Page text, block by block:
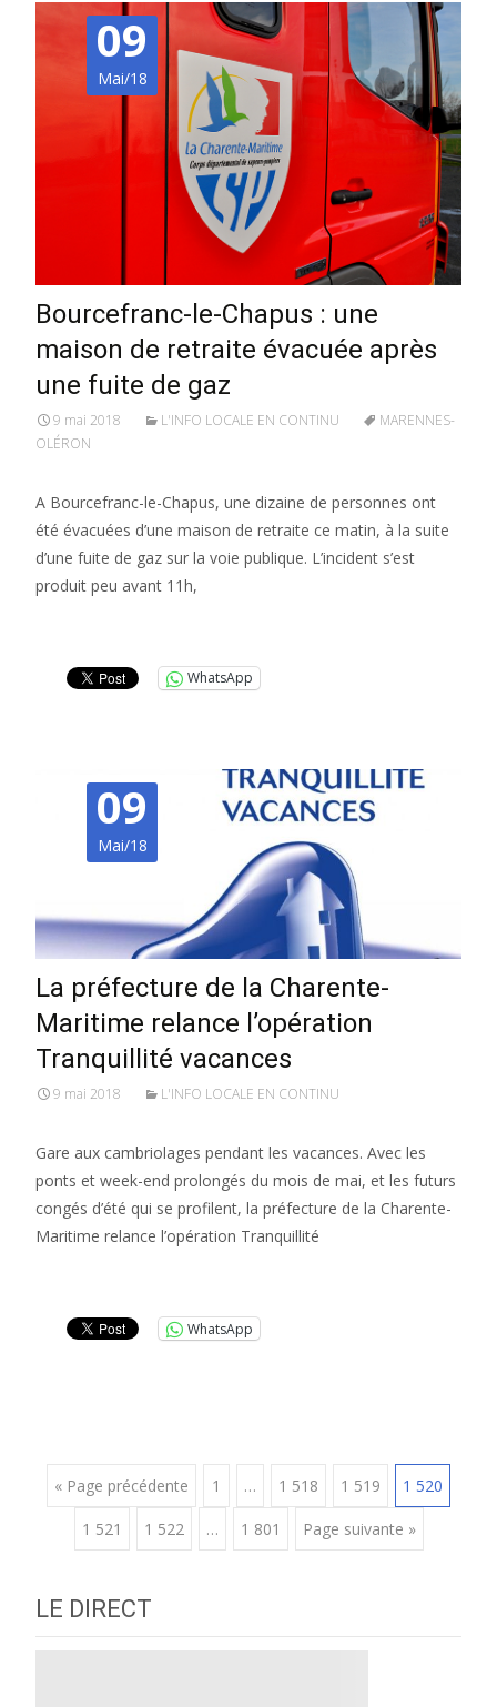
09
Mai/18
Bourcefranc-le-Chapus : une
maison de retraite évacuée après
une fuite de gaz
9 mai 2018 L'INFO LOCALE EN CONTINU
MARENNES-
OLÉRON
A Bourcefranc-le-Chapus, une dizaine de personnes ont
été évacuées d’une maison de retraite ce matin, à la suite
d’une fuite de gaz sur la voie publique. L’incident s’est
produit peu avant 11h,
WhatsApp
09
Mai/18
La préfecture de la Charente-
Maritime relance l’opération
Tranquillité vacances
9 mai 2018 L'INFO LOCALE EN CONTINU
Gare aux cambriolages pendant les vacances. Avec les
ponts et week-end prolongés du mois de mai, et les futurs
congés d’été qui se profilent, la préfecture de la Charente-
Maritime relance l’opération Tranquillité
WhatsApp
Posts
navigation
« Page précédente 1 … 1 518 1 519 1 520
1 521 1 522 … 1 801 Page suivante »
LE DIRECT